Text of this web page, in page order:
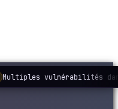
Multiples vulnérabilités